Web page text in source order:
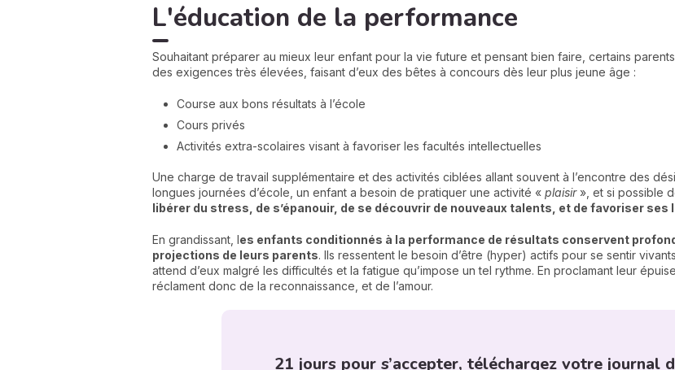
L'éducation de la performance
Souhaitant préparer au mieux leur enfant pour la vie future et pensant bien faire, certains
des exigences très élevées, faisant d’eux des bêtes à concours dès leur plus jeune âge :
Course aux bons résultats à l’école
Cours privés
Activités extra-scolaires visant à favoriser les facultés intellectuelles
Une charge de travail supplémentaire et des activités ciblées allant souvent à l’encontre des
longues journées d’école, un enfant a besoin de pratiquer une activité « plaisir», et si possible
libérer du stress, de s’épanouir, de se découvrir de nouveaux talents, et de favoriser ses
En grandissant, les enfants conditionnés à la performance de résultats conservent
projections de leurs parents. Ils ressentent le besoin d’être (hyper) actifs pour se sentir
attend d’eux malgré les difficultés et la fatigue qu’impose un tel rythme. En proclamant leur
réclament donc de la reconnaissance, et de l’amour.
21 jours pour s’accepter, téléchargez votre journal